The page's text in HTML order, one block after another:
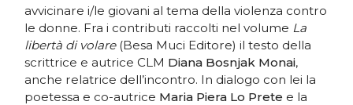
avvicinare i/le giovani al tema della violenza contro
le donne. Fra i contributi raccolti nel volume La
libertà di volare(Besa Muci Editore) il testo della
scrittrice e autrice CLM Diana Bosnjak Monai,
anche relatrice dell’incontro. In dialogo con lei la
poetessa e co-autrice Maria Piera Lo Prete e la